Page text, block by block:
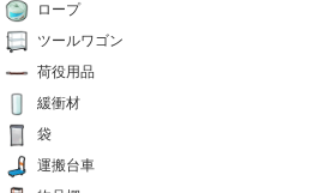
ロープ
ツールワゴン
荷役用品
緩衝材
袋
運搬台車